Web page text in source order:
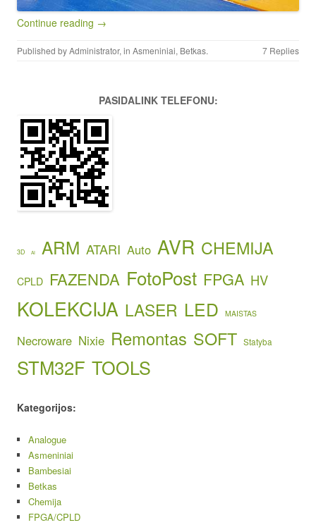
Continue reading →
Published byAdministrator, in Asmeniniai, Betkas. 7 Replies
PASIDALINK TELEFONU:
3D AI ARM ATARI Auto AVR CHEMIJA
CPLD FAZENDA FotoPost FPGA HV
KOLEKCIJA LASER LED MAISTAS
Necroware Nixie Remontas SOFT Statyba
STM32F TOOLS
Kategorijos:
Analogue
Asmeniniai
Bambesiai
Betkas
Chemija
FPGA/CPLD